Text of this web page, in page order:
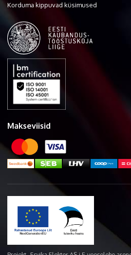
Korduma kippuvad küsimused
Makseviisid